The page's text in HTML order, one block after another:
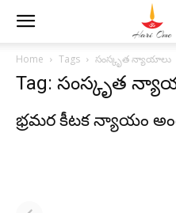
Home Tags సంస్కృత న్యాయాలు
Tag: సంస్కృత
భ్రమర కీటక న్యాయం
పితృదేవతల ఆశీర్వాదం